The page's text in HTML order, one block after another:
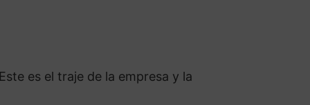
es el traje de la empresa y la